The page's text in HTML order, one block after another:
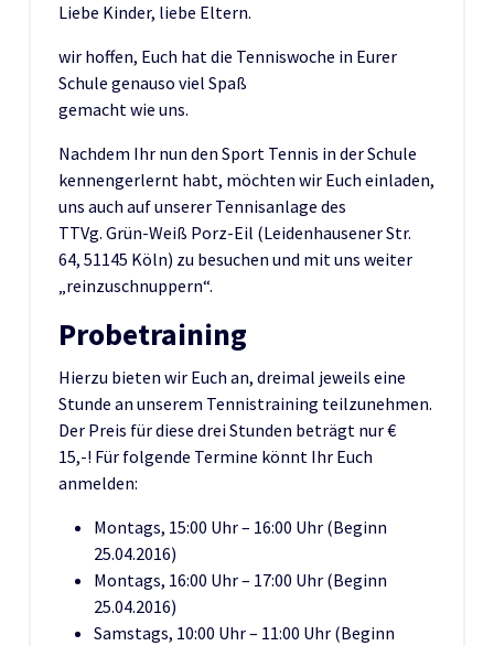
Liebe Kinder, liebe Eltern.
wir hoffen, Euch hat die Tenniswoche in Eurer
Schule genauso viel Spaß
gemacht wie uns.
Nachdem Ihr nun den Sport Tennis in der Schule
kennengerlernt habt, möchten wir Euch einladen,
uns auch auf unserer Tennisanlage des
TTVg. Grün-Weiß Porz-Eil (Leidenhausener Str.
64, 51145 Köln) zu besuchen und mit uns weiter
„reinzuschnuppern“.
Probetraining
Hierzu bieten wir Euch an, dreimal jeweils eine
Stunde an unserem Tennistraining teilzunehmen.
Der Preis für diese drei Stunden beträgt nur €
15,-! Für folgende Termine könnt Ihr Euch
anmelden:
Montags, 15:00 Uhr – 16:00 Uhr (Beginn
25.04.2016)
Montags, 16:00 Uhr – 17:00 Uhr (Beginn
25.04.2016)
Samstags, 10:00 Uhr – 11:00 Uhr (Beginn